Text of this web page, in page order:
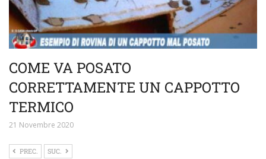
COME VA POSATO
CORRETTAMENTE UN CAPPOTTO
TERMICO
21 Novembre 2020
PREC. SUC.